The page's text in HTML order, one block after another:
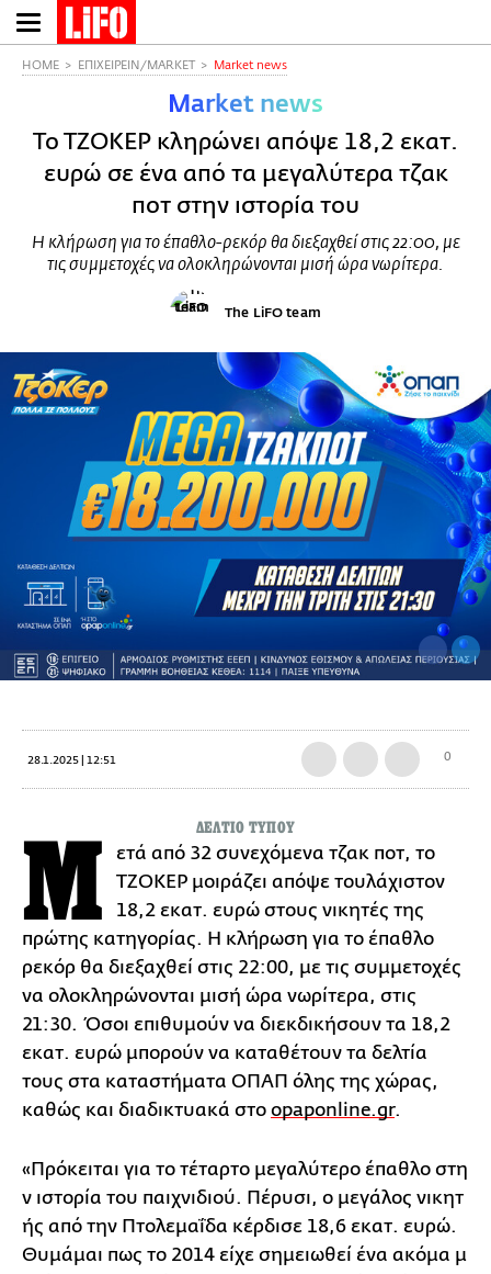
Παράκαμψη
προς
HOME ΕΠΙΧΕΙΡΕΙΝ/MARKET Market news
Market news
Το ΤΖΟΚΕΡ κληρώνει απόψε 18,2 εκατ.
ευρώ σε ένα από τα μεγαλύτερα τζακ
ποτ στην ιστορία του
Η κλήρωση για το έπαθλο-ρεκόρ θα διεξαχθεί στις 22:00, με
τις συμμετοχές να ολοκληρώνονται μισή ώρα νωρίτερα.
The LiFO team
28.1.2025 | 12:51 0
ΔΕΛΤΙΟ ΤΥΠΟΥ
Μ
ετά από 32 συνεχόμενα τζακ ποτ, το
ΤΖΟΚΕΡ μοιράζει απόψε τουλάχιστον
18,2 εκατ. ευρώ στους νικητές της
πρώτης κατηγορίας. Η κλήρωση για το έπαθλο
ρεκόρ θα διεξαχθεί στις 22:00, με τις συμμετοχές
να ολοκληρώνονται μισή ώρα νωρίτερα, στις
21:30. Όσοι επιθυμούν να διεκδικήσουν τα 18,2
εκατ. ευρώ μπορούν να καταθέτουν τα δελτία
τους στα καταστήματα ΟΠΑΠ όλης της χώρας,
καθώς και διαδικτυακά στο opaponline.gr.
«Πρόκειται για το τέταρτο μεγαλύτερο έπαθλο στη
ν ιστορία του παιχνιδιού. Πέρυσι, ο μεγάλος νικητ
ής από την Πτολεμαΐδα κέρδισε 18,6 εκατ. ευρώ.
Θυμάμαι πως το 2014 είχε σημειωθεί ένα ακόμα μ